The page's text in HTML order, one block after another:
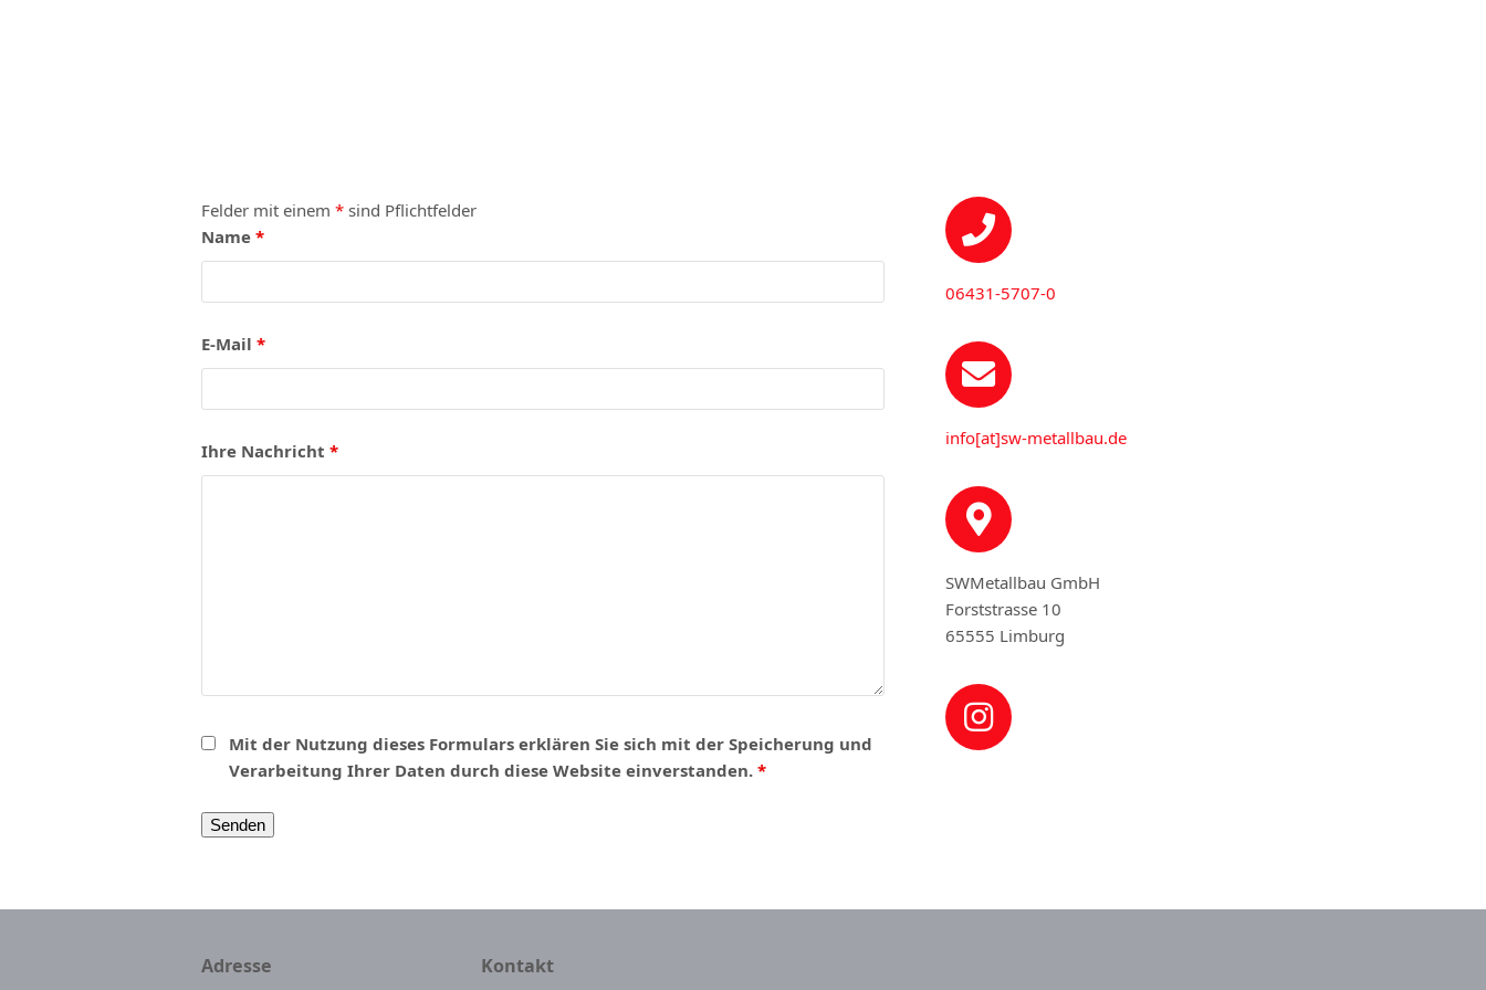
Felder mit einem * sind Pflichtfelder
Name *
E-Mail *
Ihre Nachricht *
Mit der Nutzung dieses Formulars erklären Sie sich mit der Speicherung und
Verarbeitung Ihrer Daten durch diese Website einverstanden.*
06431-5707-0
info[at]sw-metallbau.de
SWMetallbau GmbH
Forststrasse 10
65555 Limburg
Adresse Kontakt